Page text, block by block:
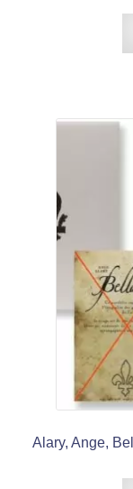
Alary, Ange,